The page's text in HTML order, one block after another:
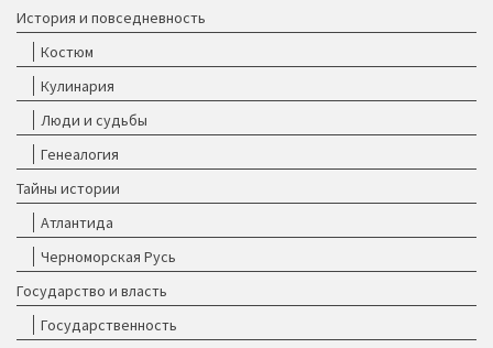
История и повседневность
Костюм
Кулинария
Люди и судьбы
Генеалогия
Тайны истории
Атлантида
Черноморская Русь
Государство и власть
Государственность